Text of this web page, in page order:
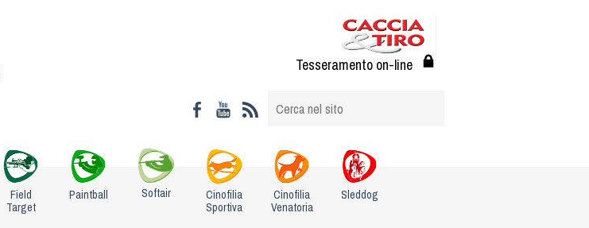
Tesseramento on-line
Field
Target
Paintball Softair
Cinofilia
Sportiva
Cinofilia
Venatoria
Sleddog